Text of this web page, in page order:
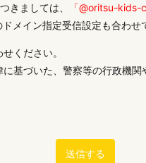
きましては、 「@oritsu-kids-
メイン指定受信設定も合わせ
ください。
基づいた、警察等の行政機